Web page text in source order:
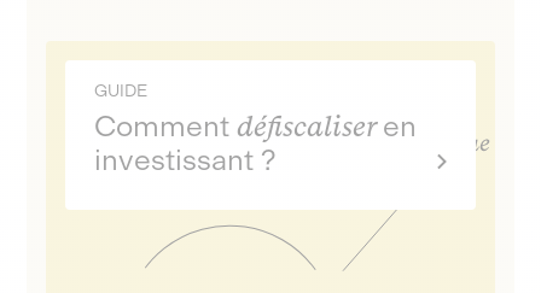
GUIDE
Comment défiscaliseren
investissant ?